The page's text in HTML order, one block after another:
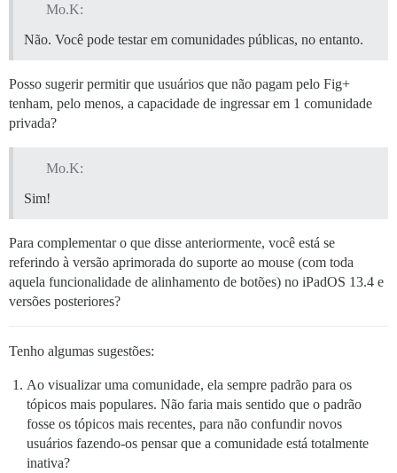
Mo.K:
Não. Você pode testar em comunidades públicas, no entanto.
Posso sugerir permitir que usuários que não pagam pelo Fig+
tenham, pelo menos, a capacidade de ingressar em 1 comunidade
privada?
Mo.K:
Sim!
Para complementar o que disse anteriormente, você está se
referindo à versão aprimorada do suporte ao mouse (com toda
aquela funcionalidade de alinhamento de botões) no iPadOS 13.4 e
versões posteriores?
Tenho algumas sugestões:
Ao visualizar uma comunidade, ela sempre padrão para os
tópicos mais populares. Não faria mais sentido que o padrão
fosse os tópicos mais recentes, para não confundir novos
usuários fazendo-os pensar que a comunidade está totalmente
inativa?